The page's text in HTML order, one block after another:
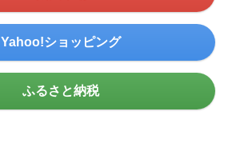
Yahoo!ショッピング
ふるさと納税